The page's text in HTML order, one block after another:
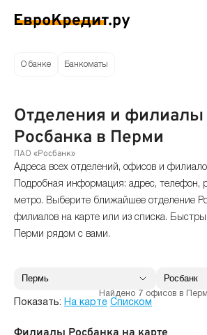
О банке Банкоматы
Отделения и филиалы
Росбанка в Перми
ПАО «Росбанк»
Адреса всех отделений, офисов и
Подробная информация: адрес, телефон,
метро. Выберите ближайшее отделение
филиалов на карте или из списка.
Перми рядом с вами.
Найдено 7 офисов в
Показать: На карте Списком